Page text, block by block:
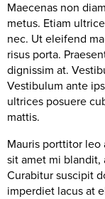
Maecenas non
metus. Etiam
nec. Ut eleifend
risus porta.
dignissim at.
Vestibulum ante
ultrices posuere
mattis.
Mauris porttitor leo
sit amet mi blandit,
Curabitur suscipit
imperdiet lacus at